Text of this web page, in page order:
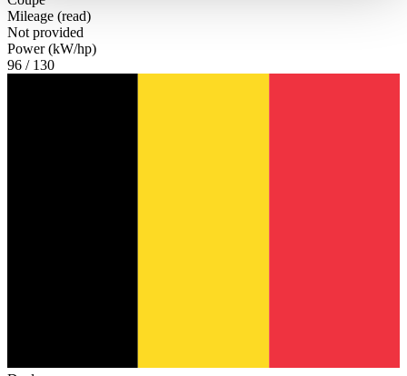
haben oder die sie im Rahmen Ihrer Nutzung der Dienste
gesammelt haben.
Mileage (read)
Not provided
Power (kW/hp)
96 / 130